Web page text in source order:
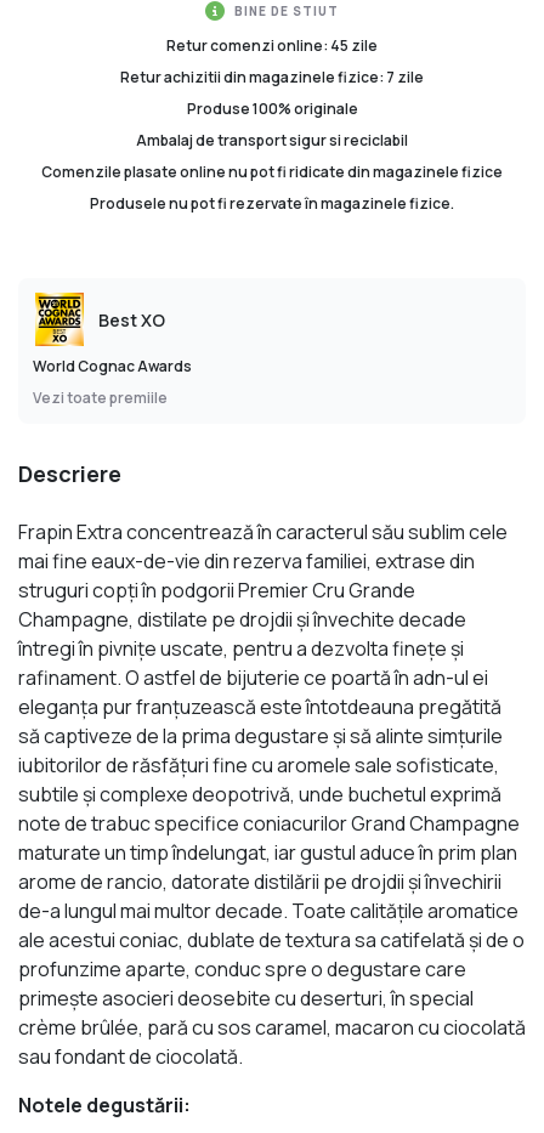
BINE DE STIUT
Retur comenzi online: 45 zile
Retur achizitii din magazinele fizice: 7 zile
Produse 100% originale
Ambalaj de transport sigur si reciclabil
Comenzile plasate online nu pot fi ridicate din magazinele fizice
Produsele nu pot fi rezervate în magazinele fizice.
Best XO
World Cognac Awards
Vezi toate premiile
Descriere
Frapin Extra concentrează în caracterul său sublim cele
mai fine eaux-de-vie din rezerva familiei, extrase din
struguri copţi în podgorii Premier Cru Grande
Champagne, distilate pe drojdii şi învechite decade
întregi în pivniţe uscate, pentru a dezvolta fineţe şi
rafinament. O astfel de bijuterie ce poartă în adn-ul ei
eleganţa pur franţuzească este întotdeauna pregătită
să captiveze de la prima degustare şi să alinte simţurile
iubitorilor de răsfăţuri fine cu aromele sale sofisticate,
subtile şi complexe deopotrivă, unde buchetul exprimă
note de trabuc specifice coniacurilor Grand Champagne
maturate un timp îndelungat, iar gustul aduce în prim plan
arome de rancio, datorate distilării pe drojdii şi învechirii
de-a lungul mai multor decade. Toate calităţile aromatice
ale acestui coniac, dublate de textura sa catifelată şi de o
profunzime aparte, conduc spre o degustare care
primeşte asocieri deosebite cu deserturi, în special
crème brûlée, pară cu sos caramel, macaron cu ciocolată
sau fondant de ciocolată.
Notele degustării: